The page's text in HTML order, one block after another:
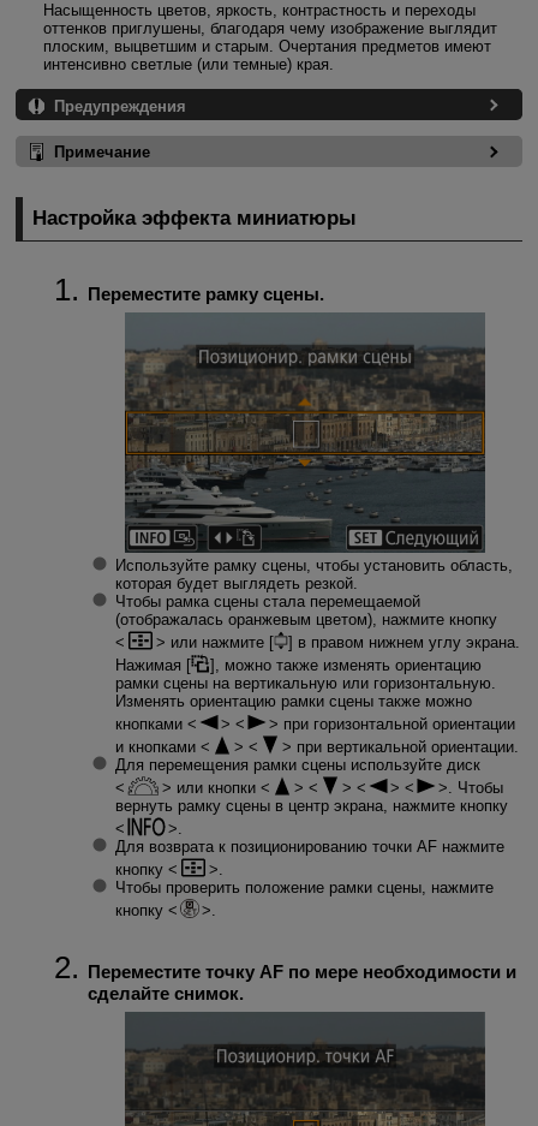
Насыщенность цветов, яркость, контрастность и переходы
оттенков приглушены, благодаря чему изображение выглядит
плоским, выцветшим и старым. Очертания предметов имеют
интенсивно светлые (или темные) края.
Предупреждения
Примечание
Настройка эффекта миниатюры
Переместите рамку сцены.
Используйте рамку сцены, чтобы установить область,
которая будет выглядеть резкой.
Чтобы рамка сцены стала перемещаемой
(отображалась оранжевым цветом), нажмите кнопку
или нажмите [
] в правом нижнем углу экрана.
Нажимая [
], можно также изменять ориентацию
рамки сцены на вертикальную или горизонтальную.
Изменять ориентацию рамки сцены также можно
кнопками
при горизонтальной ориентации
и кнопками
при вертикальной ориентации.
Для перемещения рамки сцены используйте диск
или кнопки
. Чтобы
вернуть рамку сцены в центр экрана, нажмите кнопку
.
Для возврата к позиционированию точки AF нажмите
кнопку
.
Чтобы проверить положение рамки сцены, нажмите
кнопку
.
Переместите точку AF по мере необходимости и
сделайте снимок.